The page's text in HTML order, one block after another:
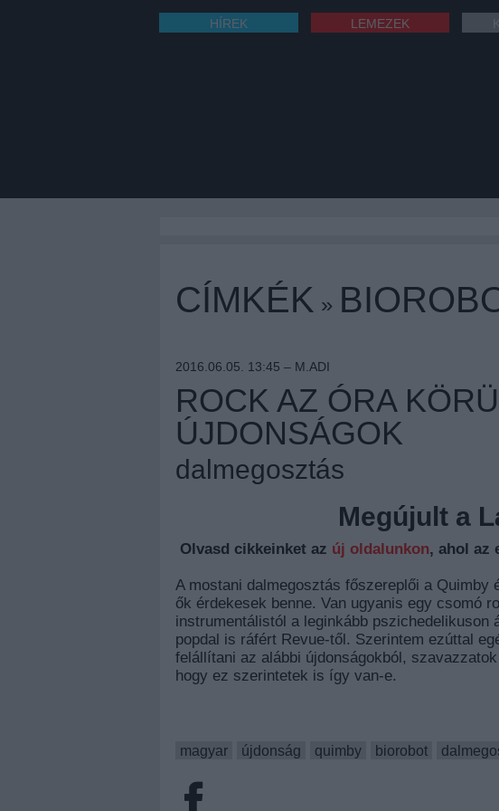
HÍREK LEMEZEK
CÍMKÉK »
2016.06.05. 13:45 – M.ADI
ROCK AZ ÓRA
ÚJDONSÁGOK
dalmegosztás
Megújult a
Olvasd cikkeinket az új oldalunkon, ahol az
A mostani dalmegosztás főszereplői a Quimby
ők érdekesek benne. Van ugyanis egy csomó
instrumentálistól a leginkább pszichedelikuson
popdal is ráfért Revue-től. Szerintem ezúttal
felállítani az alábbi újdonságokból,
hogy ez szerintetek is így van-e.
magyar
újdonság quimby biorobot